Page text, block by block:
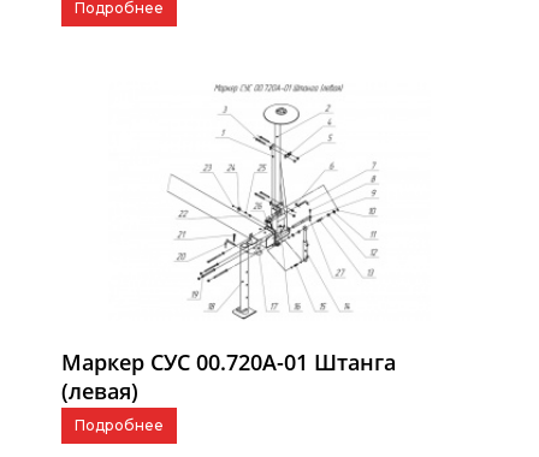
Подробнее
Маркер СУС 00.720А-01 Штанга
(левая)
Подробнее